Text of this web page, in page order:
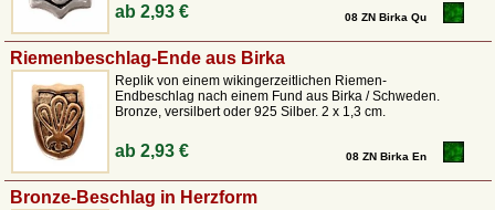
ab2,93 € 08 ZN Birka Qu
Riemenbeschlag-Ende aus Birka
Replik von einem wikingerzeitlichen Riemen-
Endbeschlag nach einem Fund aus Birka / Schweden.
Bronze, versilbert oder 925 Silber. 2 x 1,3 cm.
ab2,93 € 08 ZN Birka En
Bronze-Beschlag in Herzform